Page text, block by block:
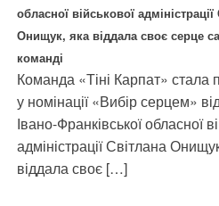
обласної військової адміністрації
Онищук, яка віддала своє серце
команді
Команда «Тіні Карпат»
у номінації «Вибір серцем»
Івано-Франківської обласної
адміністрації Світлана
віддала своє […]